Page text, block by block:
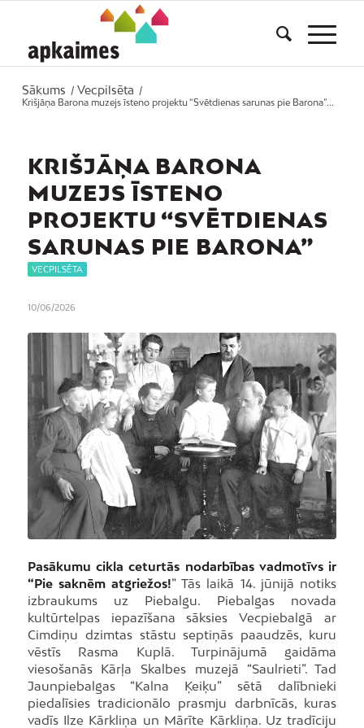
Sākums / Vecpilsēta
/
Krišjāņa Barona muzejs īsteno projektu “Svētdienas sarunas pie Barona”...
KRIŠJĀŅA BARONA
MUZEJS ĪSTENO
PROJEKTU “SVĒTDIENAS
SARUNAS PIE BARONA”
VECPILSĒTA
10/06/2026
Pasākumu cikla ceturtās nodarbības vadmotīvs ir
“Pie saknēm atgriežos!” Tās laikā 14. jūnijā notiks
izbraukums uz Piebalgu. Piebalgas novada
kultūrtelpas iepazīšana sāksies Vecpiebalgā ar
Cimdiņu dzimtas stāstu septiņās paaudzēs, kuru
vēstīs Rasma Kuplā. Turpinājumā gaidāma
viesošanās Kārļa Skalbes muzejā “Saulrieti”. Tad
Jaunpiebalgas “Kalna Ķeiķu” sētā dalībnieki
piedalīsies tradicionālo prasmju darbnīcās, kuras
vadīs Ilze Kārkliņa un Mārīte Kārkliņa. Uz tradīciju